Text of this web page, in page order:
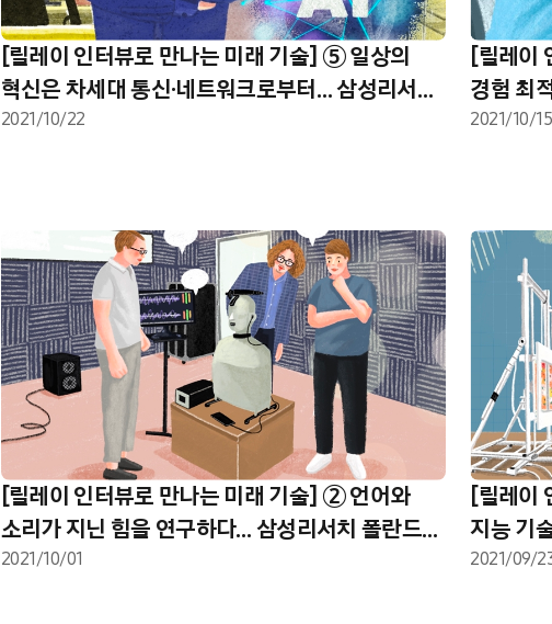
[릴레이 인터뷰로 만나는 미래 기술] ⑤ 일상의
혁신은 차세대 통신·네트워크로부터… 삼성리서치
인도 방갈로르 연구소
2021/10/22
[릴레이
경험 최
삼성리서
2021/10/15
[릴레이 인터뷰로 만나는 미래 기술] ② 언어와
소리가 지닌 힘을 연구하다… 삼성리서치 폴란드
연구소
2021/10/01
[릴레이
지능 기
우크라이
2021/09/